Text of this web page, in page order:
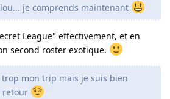
je comprends maintenant
League" effectivement, et en
second roster exotique.
trop mon trip mais je suis bien
retour